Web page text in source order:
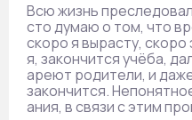
Всю жизнь
сто думаю о том, что
скоро я вырасту, скоро
я, закончится учёба,
ареют родители, и
закончится.
ания, в связи с этим